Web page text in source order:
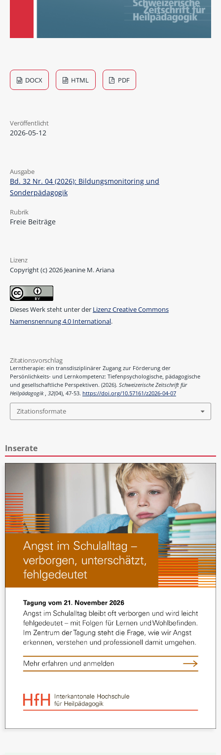
DOCX HTML PDF
Veröffentlicht
2026-05-12
Ausgabe
Bd. 32 Nr. 04 (2026): Bildungsmonitoring und
Sonderpädagogik
Rubrik
Freie Beiträge
Lizenz
Copyright (c) 2026 Jeanine M. Ariana
Dieses Werk steht unter der Lizenz Creative Commons
Namensnennung 4.0 International.
Zitationsvorschlag
Lerntherapie: ein transdisziplinärer Zugang zur Förderung der
Persönlichkeits- und Lernkompetenz: Tiefenpsychologische, pädagogische
und gesellschaftliche Perspektiven. (2026). Schweizerische Zeitschrift für
Heilpädagogik 32(04), 47-53. https://doi.org/10.57161/z2026-04-07
Zitationsformate
Inserate